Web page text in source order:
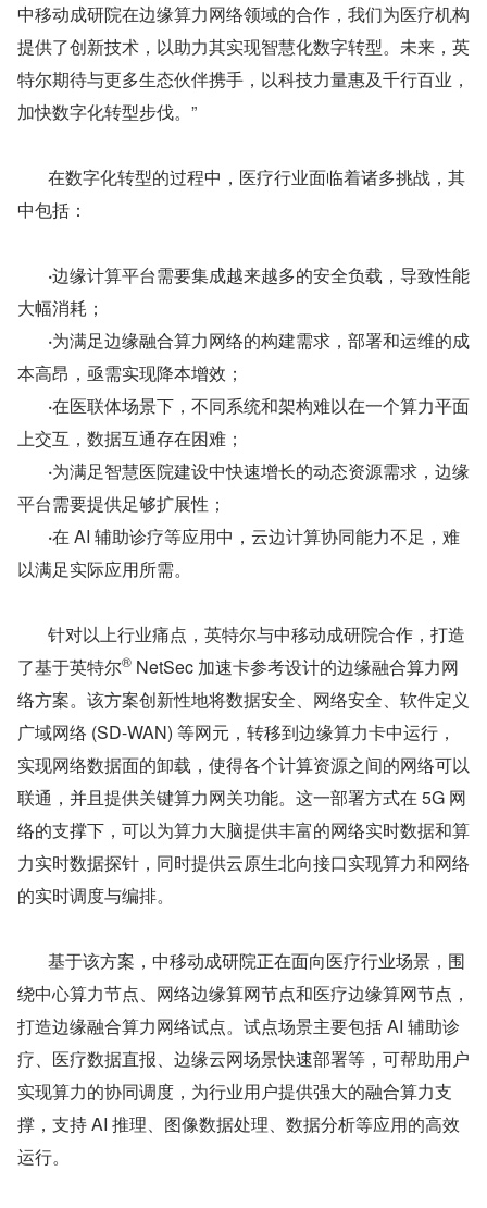
中移动成研院在边缘算力网络领域的合作，我们为医疗机构
提供了创新技术，以助力其实现智慧化数字转型。未来，英
特尔期待与更多生态伙伴携手，以科技力量惠及千行百业，
加快数字化转型步伐。”
在数字化转型的过程中，医疗行业面临着诸多挑战，其
中包括：
       ·
边缘计算平台需要集成越来越多的安全负载，导致性能
大幅消耗；
       ·
为满足边缘融合算力网络的构建需求，部署和运维的成
本高昂，亟需实现降本增效；
       ·
在医联体场景下，不同系统和架构难以在一个算力平面
上交互，数据互通存在困难；
       ·
为满足智慧医院建设中快速增长的动态资源需求，边缘
平台需要提供足够扩展性；
       ·
在 AI 辅助诊疗等应用中，云边计算协同能力不足，难
以满足实际应用所需。
针对以上行业痛点，英特尔与中移动成研院合作，打造
了基于英特尔® NetSec 加速卡参考设计的边缘融合算力网
络方案。该方案创新性地将数据安全、网络安全、软件定义
广域网络 (SD-WAN) 等网元，转移到边缘算力卡中运行，
实现网络数据面的卸载，使得各个计算资源之间的网络可以
联通，并且提供关键算力网关功能。这一部署方式在 5G 网
络的支撑下，可以为算力大脑提供丰富的网络实时数据和算
力实时数据探针，同时提供云原生北向接口实现算力和网络
的实时调度与编排。
基于该方案，中移动成研院正在面向医疗行业场景，围
绕中心算力节点、网络边缘算网节点和医疗边缘算网节点，
打造边缘融合算力网络试点。试点场景主要包括 AI 辅助诊
疗、医疗数据直报、边缘云网场景快速部署等，可帮助用户
实现算力的协同调度，为行业用户提供强大的融合算力支
撑，支持 AI 推理、图像数据处理、数据分析等应用的高效
运行。